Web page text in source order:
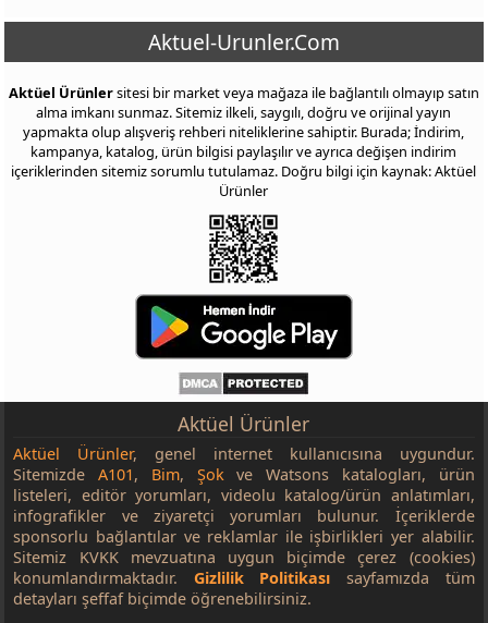
Aktuel-Urunler.Com
Aktüel Ürünlersitesi bir market veya mağaza ile bağlantılı olmayıp satın
alma imkanı sunmaz. Sitemiz ilkeli, saygılı, doğru ve orijinal yayın
yapmakta olup alışveriş rehberi niteliklerine sahiptir. Burada; İndirim,
kampanya, katalog, ürün bilgisi paylaşılır ve ayrıca değişen indirim
içeriklerinden sitemiz sorumlu tutulamaz. Doğru bilgi için kaynak: Aktüel
Ürünler
Aktüel Ürünler
Aktüel Ürünler, genel internet kullanıcısına uygundur.
SitemizdeA101, Bim, Şokve Watsons katalogları, ürün
listeleri, editör yorumları, videolu katalog/ürün anlatımları,
infografikler ve ziyaretçi yorumları bulunur. İçeriklerde
sponsorlu bağlantılar ve reklamlar ile işbirlikleri yer alabilir.
Sitemiz KVKK mevzuatına uygun biçimde çerez (cookies)
konumlandırmaktadır. Gizlilik Politikası sayfamızda tüm
detayları şeffaf biçimde öğrenebilirsiniz.